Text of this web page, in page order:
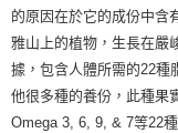
的原因在於它的成份中含
雅山上的植物，生長在嚴
據，包含人體所需的22種
他很多種的養份，此種果
Omega 3, 6, 9, & 7等22